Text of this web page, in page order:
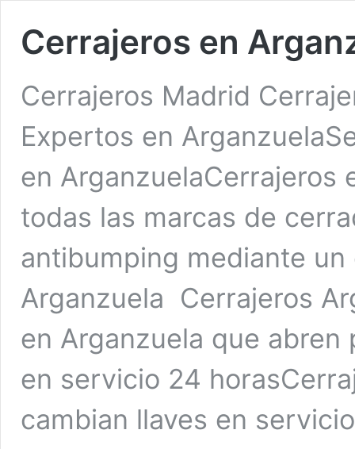
Cerrajeros en
Cerrajeros Madrid
Expertos en
en ArganzuelaCerrajeros
todas las marcas de
antibumping mediante
Arganzuela Cerrajeros
en Arganzuela que
en servicio 24
cambian llaves en